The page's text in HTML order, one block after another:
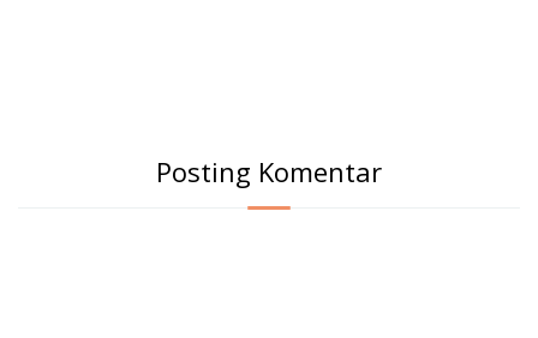
Posting Komentar